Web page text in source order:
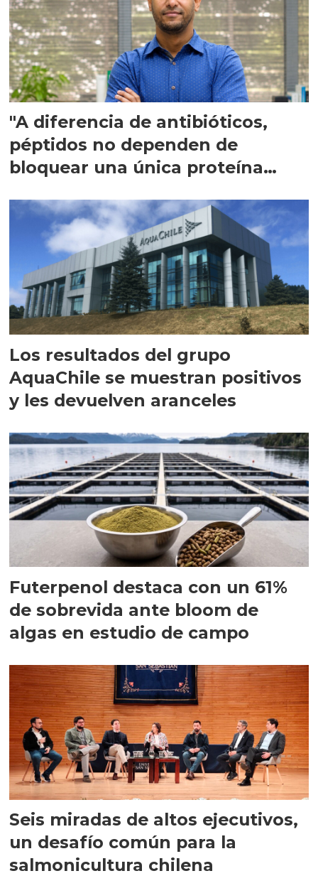
"A diferencia de antibióticos,
péptidos no dependen de
bloquear una única proteína
Los resultados del grupo
AquaChile se muestran positivos
y les devuelven aranceles
Futerpenol destaca con un 61%
de sobrevida ante bloom de
algas en estudio de campo
Seis miradas de altos ejecutivos,
un desafío común para la
salmonicultura chilena